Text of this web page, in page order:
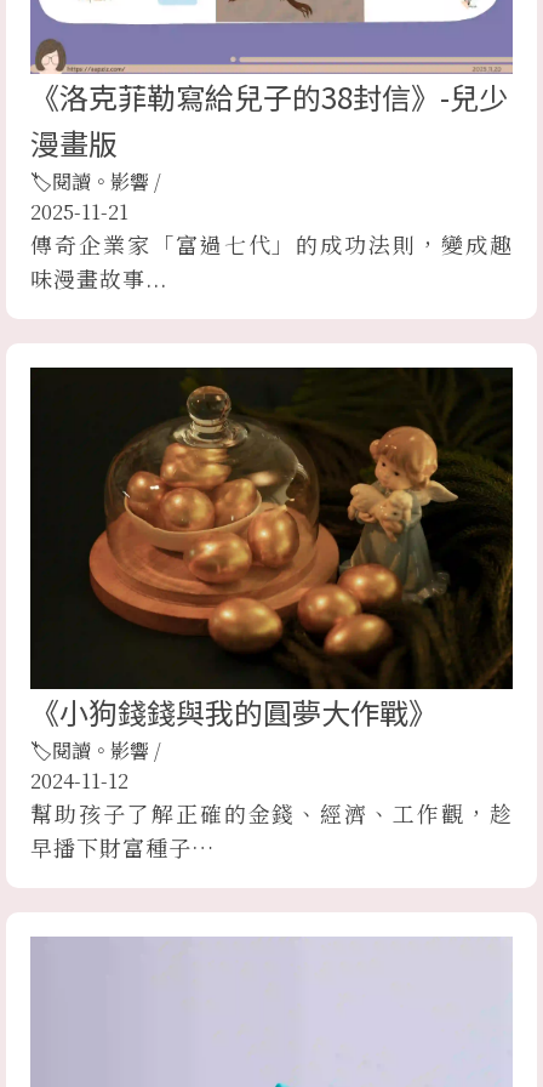
《洛克菲勒寫給兒子的38封信》-兒少
漫畫版
🏷閱讀。影響 /
2025-11-21
傳奇企業家「富過七代」的成功法則，變成趣
味漫畫故事...
《小狗錢錢與我的圓夢大作戰》
🏷閱讀。影響 /
2024-11-12
幫助孩子了解正確的金錢、經濟、工作觀，趁
早播下財富種子…